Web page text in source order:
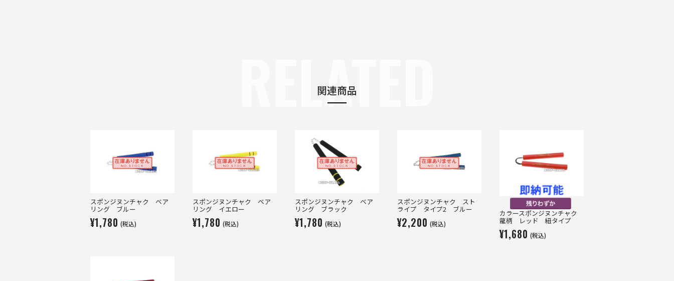
関連商品
RELATED
スポンジヌンチャク ベア
リング ブルー
¥1,780 (税込)
スポンジヌンチャク ベア
リング イエロー
¥1,780 (税込)
スポンジヌンチャク ベア
リング ブラック
¥1,780 (税込)
スポンジヌンチャク スト
ライプ タイプ2 ブルー
¥2,200 (税込)
カラースポンジヌンチャク
龍柄 レッド 紐タイプ
¥1,680 (税込)